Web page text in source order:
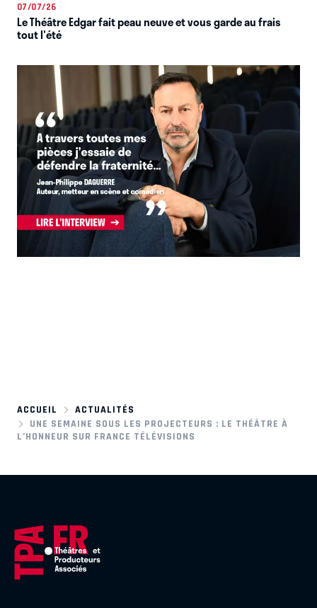
07/07/26
Le Théâtre Edgar fait peau neuve et vous garde au frais
tout l'été
ACCUEIL
ACTUALITÉS
UNE SEMAINE SOUS LES PROJECTEURS : LE THÉÂTRE À
L’HONNEUR SUR FRANCE TÉLÉVISIONS